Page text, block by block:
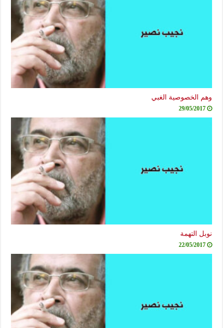
وهم الخصوصية الغبي
29/05/2017
نوبل التهمة
22/05/2017